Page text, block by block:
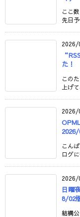
ここ
先日
た！
この
上げ
2026/
2026/
こん
ログ
2026/
日曜
8/02
結構